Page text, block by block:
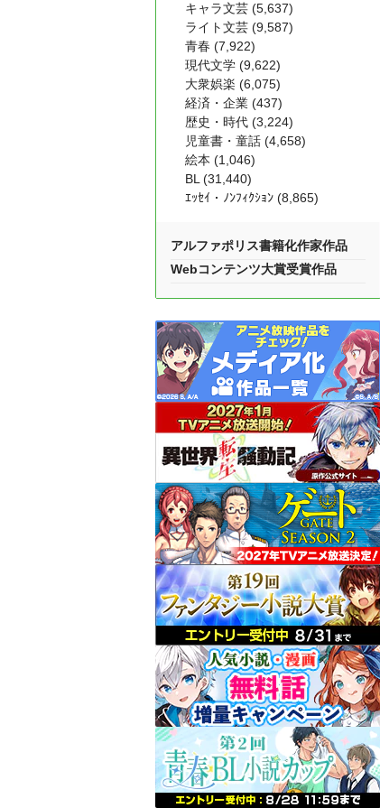
キャラ文芸 (5,637)
ライト文芸 (9,587)
青春 (7,922)
現代文学 (9,622)
大衆娯楽 (6,075)
経済・企業 (437)
歴史・時代 (3,224)
児童書・童話 (4,658)
絵本 (1,046)
BL (31,440)
ｴｯｾｲ・ﾉﾝﾌｨｸｼｮﾝ (8,865)
アルファポリス書籍化作家作品
Webコンテンツ大賞受賞作品